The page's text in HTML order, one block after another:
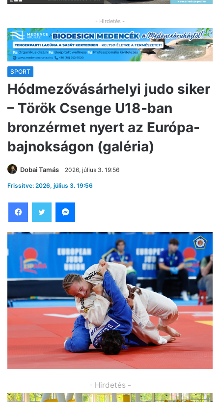
- Hirdetés -
SPORT
Hódmezővásárhelyi judo siker
– Török Csenge U18-ban
bronzérmet nyert az Európa-
bajnokságon (galéria)
Dobai Tamás 2026, július 3. 19:56
Frissítve: 2026, július 3. 19:56
- Hirdetés -